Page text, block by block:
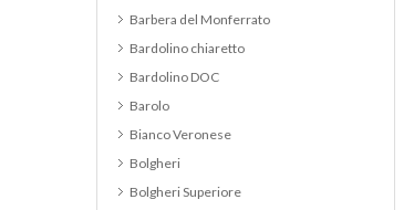
Barbera del Monferrato
Bardolino chiaretto
Bardolino DOC
Barolo
Bianco Veronese
Bolgheri
Bolgheri Superiore